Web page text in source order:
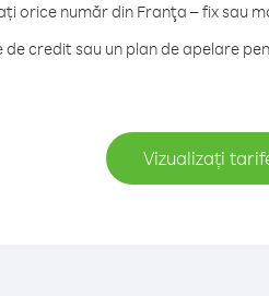
orice număr din Franţa – fix sau
credit sau un plan de apelare
Vizualizați